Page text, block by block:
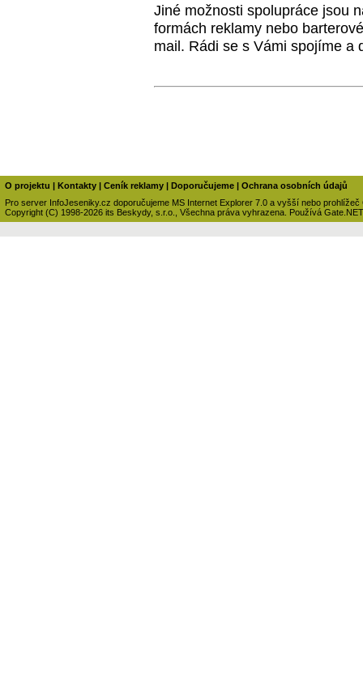
Jiné možnosti spolupráce jsou
formách reklamy nebo
mail. Rádi se s Vámi spojíme a
O projektu | Kontakty | Ceník reklamy | Doporučujeme | Ochrana osobních údajů
Pro server InfoJeseniky.cz doporučujeme MS Internet Explorer 7.0 a vyšší nebo prohlížeč
Copyright (C) 1998-2026 its Beskydy, s.r.o., Všechna práva vyhrazena. Používá